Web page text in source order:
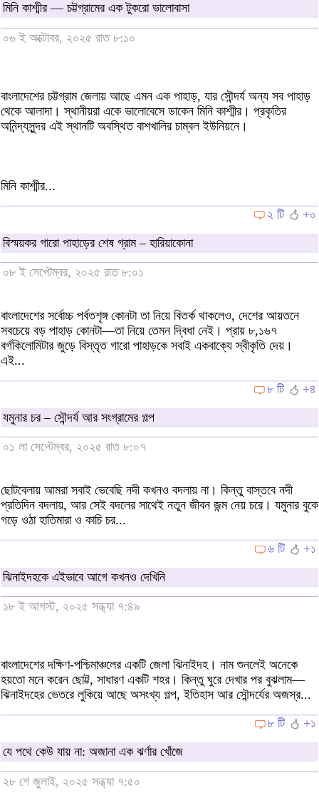
মিনি কাশ্মীর — চট্টগ্রামের এক টুকরো ভালোবাসা
০৬ ই অক্টোবর, ২০২৫ রাত ৮:১০
বাংলাদেশের চট্টগ্রাম জেলায় আছে এমন এক পাহাড়, যার সৌন্দর্য অন্য সব পাহাড়
থেকে আলাদা। স্থানীয়রা একে ভালোবেসে ডাকেন মিনি কাশ্মীর। প্রকৃতির
অনিন্দ্যসুন্দর এই স্থানটি অবস্থিত বাশখালির চাম্বল ইউনিয়নে।
মিনি কাশ্মীর...
২ টি
+০
বিস্ময়কর গারো পাহাড়ের শেষ গ্রাম – হারিয়াকোনা
০৮ ই সেপ্টেম্বর, ২০২৫ রাত ৮:০১
বাংলাদেশের সর্বোচ্চ পর্বতশৃঙ্গ কোনটা তা নিয়ে বিতর্ক থাকলেও, দেশের আয়তনে
সবচেয়ে বড় পাহাড় কোনটা—তা নিয়ে তেমন দ্বিধা নেই। প্রায় ৮,১৬৭
বর্গকিলোমিটার জুড়ে বিস্তৃত গারো পাহাড়কে সবাই একবাক্যে স্বীকৃতি দেয়।
এই...
৮ টি
+৪
যমুনার চর – সৌন্দর্য আর সংগ্রামের গল্প
০১ লা সেপ্টেম্বর, ২০২৫ রাত ৮:০৭
ছোটবেলায় আমরা সবাই ভেবেছি নদী কখনও বদলায় না। কিন্তু বাস্তবে নদী
প্রতিদিন বদলায়, আর সেই বদলের সাথেই নতুন জীবন জন্ম নেয় চরে। যমুনার বুকে
গড়ে ওঠা হাতিমারা ও কাচি চর...
৬ টি
+১
ঝিনাইদহকে এইভাবে আগে কখনও দেখিনি
১৮ ই আগস্ট, ২০২৫ সন্ধ্যা ৭:৪৯
বাংলাদেশের দক্ষিণ-পশ্চিমাঞ্চলের একটি জেলা ঝিনাইদহ। নাম শুনলেই অনেকে
হয়তো মনে করেন ছোট্ট, সাধারণ একটি শহর। কিন্তু ঘুরে দেখার পর বুঝলাম—
ঝিনাইদহের ভেতরে লুকিয়ে আছে অসংখ্য গল্প, ইতিহাস আর সৌন্দর্যের অজস্র...
৮ টি
+১
যে পথে কেউ যায় না: অজানা এক ঝর্ণার খোঁজে
২৮ শে জুলাই, ২০২৫ সন্ধ্যা ৭:৫০